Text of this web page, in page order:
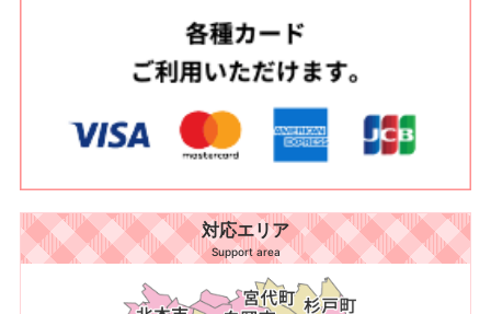
対応エリア
Support area